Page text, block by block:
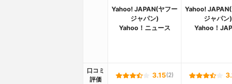
Yahoo! JAPAN(ヤフー
ジャパン)
Yahoo！ニュース
Yahoo!
ジャパン)
Yahoo！
口コミ
評価
3.15(2)